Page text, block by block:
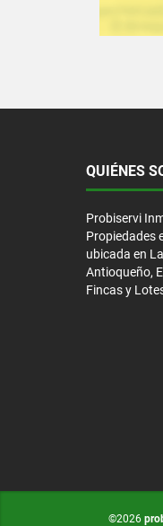
QUIÉNES
Probiservi
Propiedades
ubicada en
Antioqueño,
Fincas y
©2026